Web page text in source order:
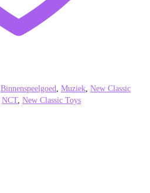
Binnenspeelgoed Muziek New Classic
NCT, New Classic Toys